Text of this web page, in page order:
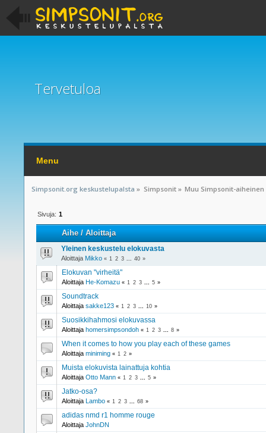
Tervetuloa
Menu
Simpsonit.org keskustelupalsta » Simpsonit» Muu Simpsonit-aiheinen
Sivuja: 1
Aihe/Aloittaja
Yleinen keskustelu elokuvasta
Aloittaja Mikko « 1 2 3 40 »
Elokuvan "virheitä"
Aloittaja He-Komazu « 1 2 3 5 »
Soundtrack
Aloittaja sakke123 « 1 2 3 10 »
Suosikkihahmosi elokuvassa
Aloittaja homersimpsondoh « 1 2 3 8 »
When it comes to how you play each of these games
Aloittaja miniming « 1 2 »
Muista elokuvista lainattuja kohtia
Aloittaja Otto Mann « 1 2 3 5 »
Jatko-osa?
Aloittaja Lambo « 1 2 3 68 »
adidas nmd r1 homme rouge
Aloittaja JohnDN